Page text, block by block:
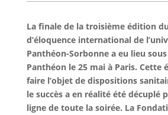
La finale de la troisième édition
d’éloquence international de
Panthéon-Sorbonne a eu lieu
Panthéon le 25 mai à Paris. Cette
faire l’objet de dispositions
le succès a en réalité été décuplé
ligne de toute la soirée. La